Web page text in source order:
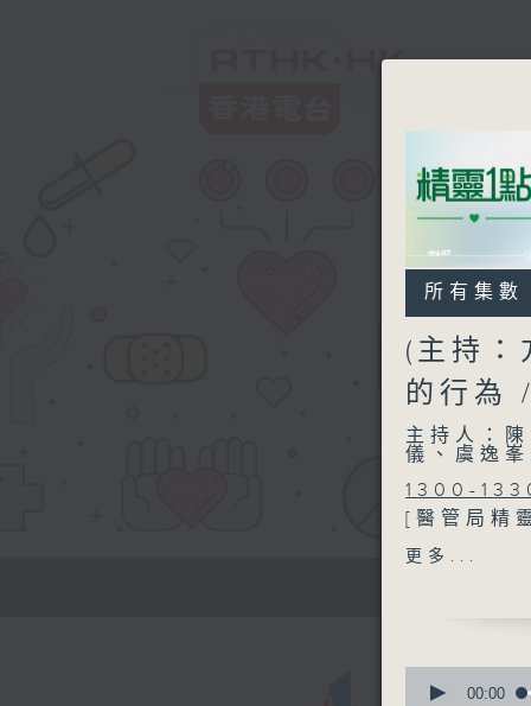
所有集數
(主持：
的行為
主持人：
儀、虞逸
1300-
[醫管局精
主題：破
[心裡心理
主題：情
更多...
seconds
00:00